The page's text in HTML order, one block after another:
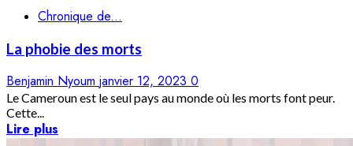
Chronique de...
La phobie des morts
Benjamin Nyoum janvier 12, 2023 0
Le Cameroun est le seul pays au monde où les morts font peur.
Cette...
Lire plus